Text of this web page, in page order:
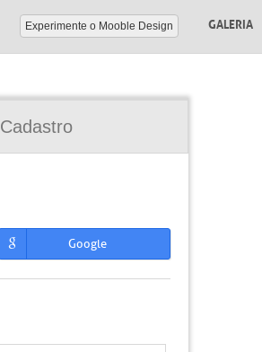
Experimente o Mooble Design GALERIA
Cadastro
Google